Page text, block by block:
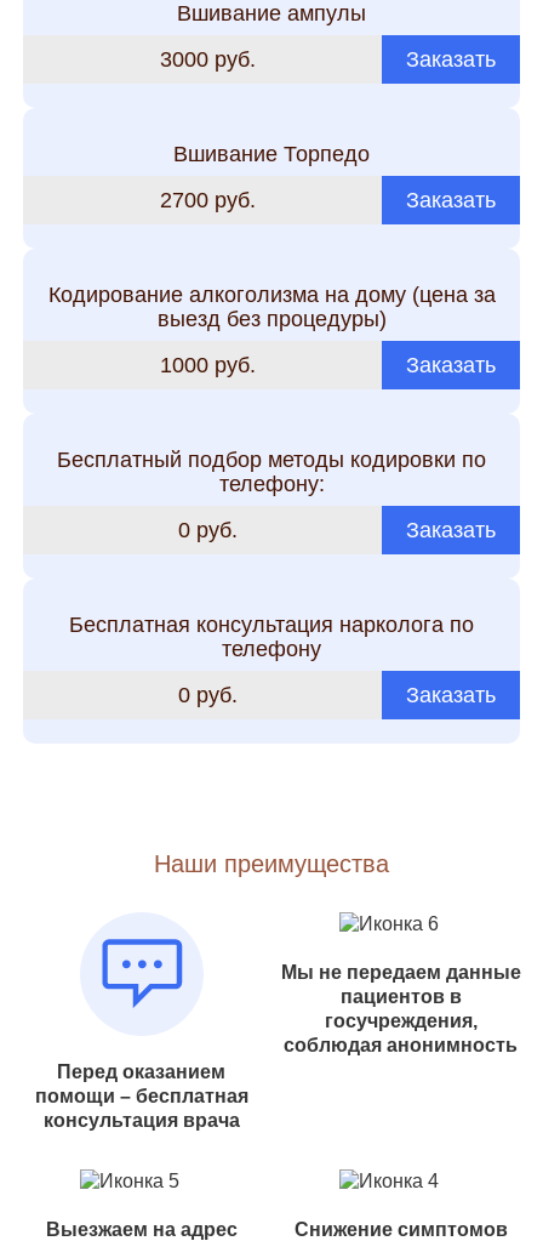
Вшивание ампулы
3000 руб.
Заказать
Вшивание Торпедо
2700 руб.
Заказать
Кодирование алкоголизма на дому (цена за
выезд без процедуры)
1000 руб.
Заказать
Бесплатный подбор методы кодировки по
телефону:
0 руб.
Заказать
Бесплатная консультация нарколога по
телефону
0 руб.
Заказать
Наши преимущества
Перед оказанием
помощи – бесплатная
консультация врача
Мы не передаем данные
пациентов в
госучреждения,
соблюдая анонимность
Выезжаем на адрес
Снижение симптомов